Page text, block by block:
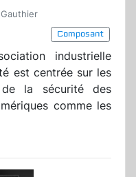
Composant
industrielle
est centrée sur les
de la sécurité des
comme les